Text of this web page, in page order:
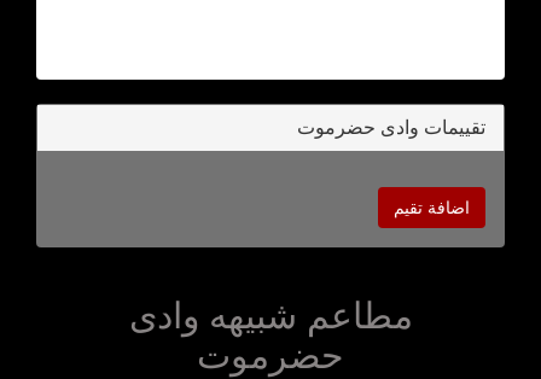
تقييمات وادى حضرموت
اضافة تقيم
مطاعم شبيهه وادى
حضرموت